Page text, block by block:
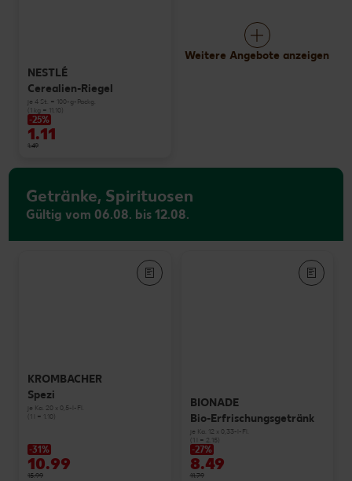
NESTLÉ
Cerealien-Riegel
je 4 St. = 100-g-Packg.
(1 kg = 11.10)
-25%
1.11
1.49
Weitere Angebote anzeigen
Getränke, Spirituosen
Gültig vom 06.08. bis 12.08.
KROMBACHER
Spezi
je Ka. 20 x 0,5-l-Fl.
(1 l = 1.10)
-31%
10.99
15.99
BIONADE
Bio-Erfrischungsgetränk
je Ka. 12 x 0,33-l-Fl.
(1 l = 2.15)
-27%
8.49
11.79